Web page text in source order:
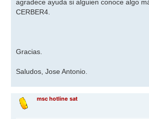
agradece ayuda si alguien conoce algo
CERBER4.
Gracias.
Saludos, Jose Antonio.
msc hotline sat